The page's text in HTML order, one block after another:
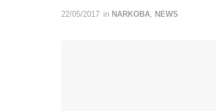
22/05/2017 in NARKOBA, NEWS